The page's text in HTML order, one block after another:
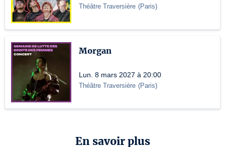
Théâtre Traversière (Paris)
Morgan
Lun. 8 mars 2027 à 20:00
Théâtre Traversière (Paris)
En savoir plus